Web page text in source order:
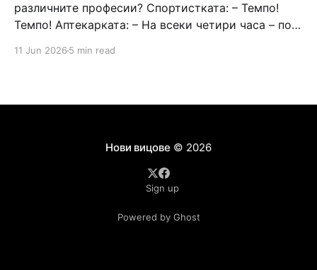
различните професии? Спортистката: – Темпо!
Темпо! Аптекарката: – На всеки четири часа – по
11 Jun 2026 5 min read
Нови вицове © 2026
Sign up
Powered by Ghost